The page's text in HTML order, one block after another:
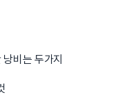
낭비는 두가지